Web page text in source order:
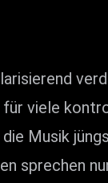
viele
Musik
sprechen